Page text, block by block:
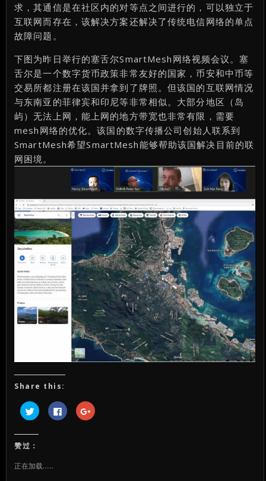
求，其通信是在社区内的对等点之间进行的，可以独立于
互联网而存在，该解决方案还解决了传统电信网络的单点
故障问题。
下图为昨日举行的塞舌尔SmartMesh网络视频会议。塞
舌尔是一个数字货币政策非常友好的国家，币安和中币等
交易所都注册在该国并拿到了牌照。但该国的互联网情况
与东南亚的菲律宾和印尼等非常相似。大部分地区（岛
屿）无法上网，能上网的地方带宽也非常有限，需要
mesh网络的优化。该国的数字传播公司创始人联系到
SmartMesh希望SmartMesh能够帮助该国解决目前的联
网困境。
Share this:
点
击
Twitter
（在
新
点
击
点
击
赞过：
正在加载……